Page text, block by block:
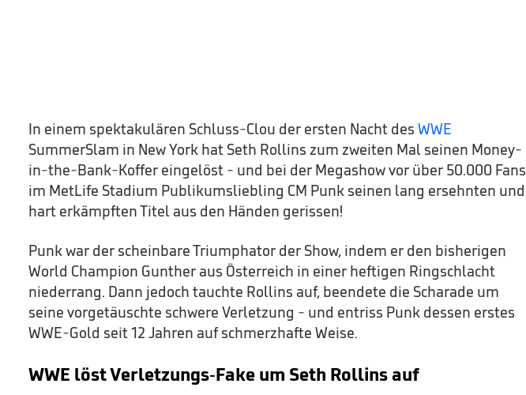
In einem spektakulären Schluss-Clou der ersten Nacht des WWE
SummerSlam in New York hat Seth Rollins zum zweiten Mal seinen Money-
in-the-Bank-Koffer eingelöst - und bei der Megashow vor über 50.000 Fans
im MetLife Stadium Publikumsliebling CM Punk seinen lang ersehnten und
hart erkämpften Titel aus den Händen gerissen!
Punk war der scheinbare Triumphator der Show, indem er den bisherigen
World Champion Gunther aus Österreich in einer heftigen Ringschlacht
niederrang. Dann jedoch tauchte Rollins auf, beendete die Scharade um
seine vorgetäuschte schwere Verletzung - und entriss Punk dessen erstes
WWE-Gold seit 12 Jahren auf schmerzhafte Weise.
WWE löst Verletzungs-Fake um Seth Rollins auf